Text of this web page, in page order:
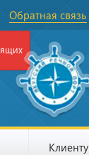
Обратная связь
Клиенту